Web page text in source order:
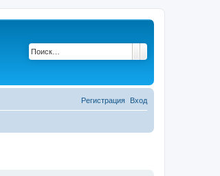
Вход
Регистрация